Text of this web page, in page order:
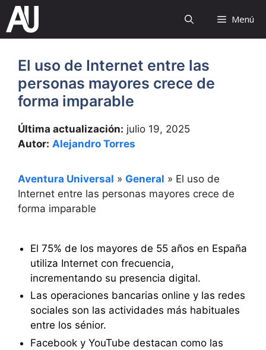
Saltar
contenido
Menú
El uso de Internet entre las
personas mayores crece de
forma imparable
Última actualización: julio 19, 2025
Autor: Alejandro Torres
Aventura Universal » General » El uso de
Internet entre las personas mayores crece de
forma imparable
El 75% de los mayores de 55 años en España
utiliza Internet con frecuencia,
incrementando su presencia digital.
Las operaciones bancarias online y las redes
sociales son las actividades más habituales
entre los sénior.
Facebook y YouTube destacan como las